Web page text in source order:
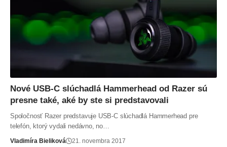
Nové USB-C slúchadlá Hammerhead od Razer sú
presne také, aké by ste si predstavovali
Spoločnosť Razer predstavuje USB-C slúchadlá Hammerhead pre
telefón, ktorý vydali nedávno, no…
Vladimíra Bieliková 21. novembra 2017